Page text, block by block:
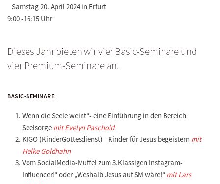
Samstag 20. April 2024 in Erfurt
9:00 -16:15 Uhr
Dieses Jahr bieten wir vier Basic-Seminare und
vier Premium-Seminare an.
BASIC-SEMINARE:
Wenn die Seele weint“- eine Einführung in den Bereich
Seelsorge mit Evelyn Paschold
KIGO (KinderGottesdienst) - Kinder für Jesus begeistern mit
Helke Goldhahn
Vom SocialMedia-Muffel zum 3.Klassigen Instagram-
Influencer!“ oder „Weshalb Jesus auf SM wäre!“ mit Lars